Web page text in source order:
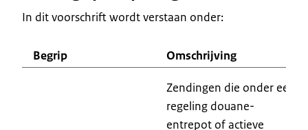
In dit voorschrift wordt verstaan onder:
Begrip Omschrijving
Zendingen die onder een
regeling douane-
entrepot of actieve